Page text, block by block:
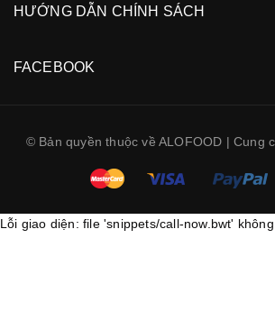
HƯỚNG DẪN CHÍNH SÁCH
FACEBOOK
© Bản quyền thuộc về ALOFOOD | Cung
Lỗi giao diện: file 'snippets/call-now.bwt'